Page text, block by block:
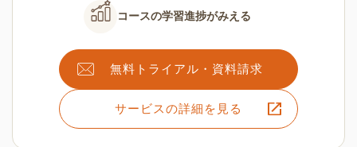
コースの学習進捗がみえる
無料トライアル・資料請求
サービスの詳細を見る